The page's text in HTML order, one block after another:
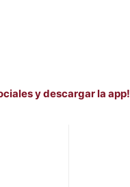
y descargar la app!